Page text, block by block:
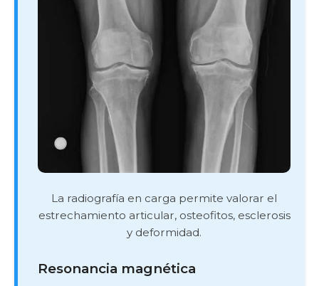
La radiografía en carga permite valorar el
estrechamiento articular, osteofitos, esclerosis
y deformidad.
Resonancia magnética